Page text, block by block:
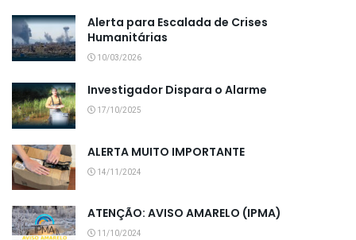
Alerta para Escalada de Crises
Humanitárias
10/03/2026
Investigador Dispara o Alarme
17/10/2025
ALERTA MUITO IMPORTANTE
14/11/2024
ATENÇÃO: AVISO AMARELO (IPMA)
11/10/2024